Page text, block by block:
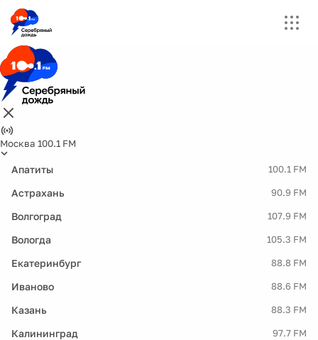
Москва 100.1 FM
Апатиты 100.1 FM
Астрахань 90.9 FM
Волгоград 107.9 FM
Вологда 105.3 FM
Екатеринбург 88.8 FM
Иваново 88.6 FM
Казань 88.3 FM
Калининград 97.7 FM